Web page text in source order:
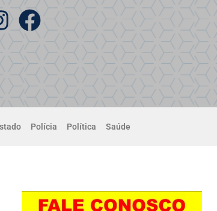
Polícia Política Saúde